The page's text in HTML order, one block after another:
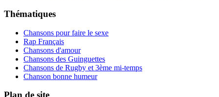
Thématiques
Chansons pour faire le sexe
Rap Français
Chansons d'amour
Chansons des Guinguettes
Chansons de Rugby et 3ème mi-temps
Chanson bonne humeur